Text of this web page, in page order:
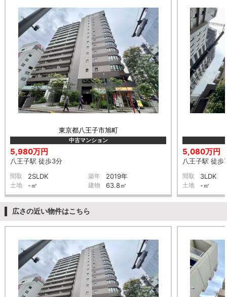
東京都八王子市旭町
中古マンション
5,980万円
八王子駅 徒歩3分
間取 2SLDK 築年 2019年
土地 -㎡ 建物 63.8㎡
5,080万円
八王子駅 徒歩
間取 3LDK
土地 -㎡
広さの近い物件はこちら